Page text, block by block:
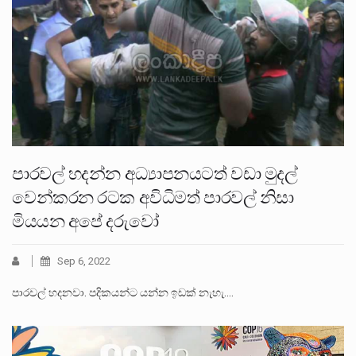
පාරවල් හදන්න අධ්‍යාපනයටත් වඩා මුදල්
වෙන්කරන රටක අවිධිමත් පාරවල් නිසා
මියයන අපේ දරුවෝ
Sep 6, 2022
පාරවල් හදනවා. පදිකයන්ට යන්න ඉඩක් නැහැ.…